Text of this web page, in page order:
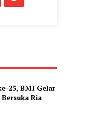
25, BMI Gelar
Ria